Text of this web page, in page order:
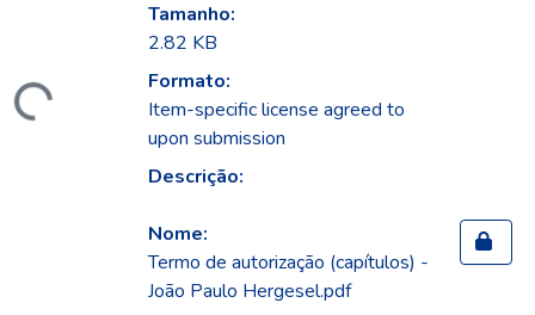
Tamanho:
2.82 KB
Formato:
Item-specific license agreed to
upon submission
Descrição:
Nome:
Termo de autorização (capítulos) -
João Paulo Hergesel.pdf